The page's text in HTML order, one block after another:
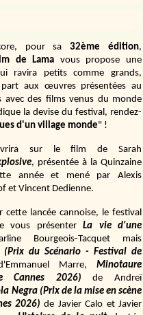
pour sa 32ème édition,
de Lama
vous propose une
ravira petits comme grands,
aux œuvres présentées au
avec des films venus du monde
la devise du festival, rendez-
d'un village monde" !
sur le film de Sarah
, présentée à la Quinzaine
année et mené par Alexis
et Vincent Dedienne.
cette lancée cannoise, le festival
vous présenter
La vie d'une
Bourgeois-Tacquet
mais
(Prix du Scénario - Festival de
Marre,
Minotaure
Cannes 2026)
de Andreï
Negra (Prix de la mise en scène
2026) de Javier Calo et Javier